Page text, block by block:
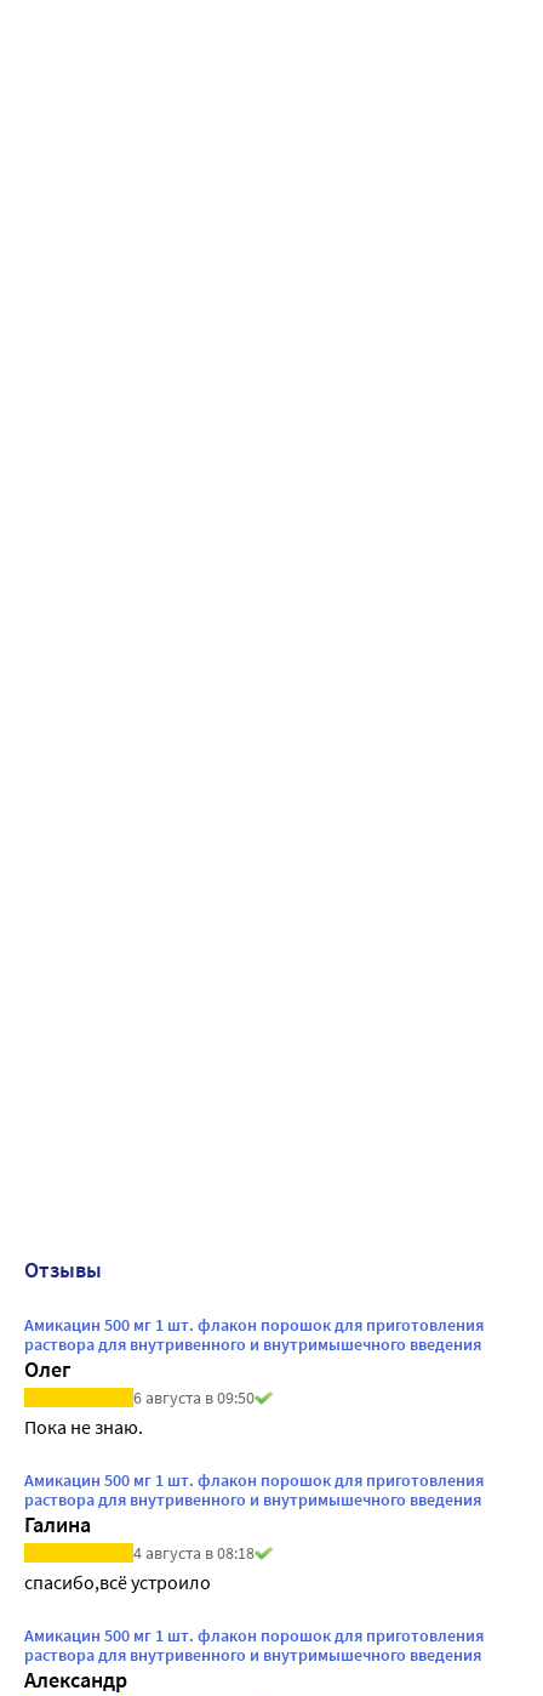
Отзывы
Амикацин 500 мг 1 шт. флакон порошок для приготовления
раствора для внутривенного и внутримышечного введения
Олег
6 августа в 09:50
Пока не знаю.
Амикацин 500 мг 1 шт. флакон порошок для приготовления
раствора для внутривенного и внутримышечного введения
Галина
4 августа в 08:18
спасибо,всё устроило
Амикацин 500 мг 1 шт. флакон порошок для приготовления
раствора для внутривенного и внутримышечного введения
Александр